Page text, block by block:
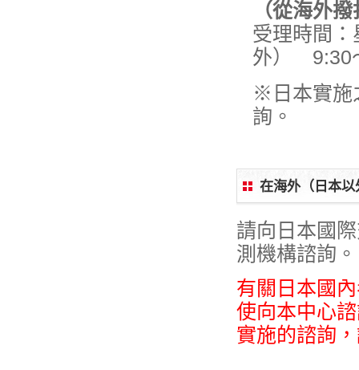
（從海外
受理時間
外） 9:30
※日本實施
詢。
在海外（日本
請向日本國
測機構諮詢。
有關日本國
使向本中心
實施的諮詢